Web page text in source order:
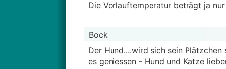
Die Vorlauftemperatur beträgt ja
Bock
Der Hund....wird sich sein
es geniessen - Hund und Katze